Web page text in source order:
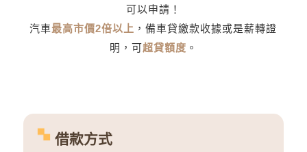
可以申請！
汽車最高市價2倍以上 ，備車貸繳款收據或是薪轉證
明，可超貸額度 。
借款方式